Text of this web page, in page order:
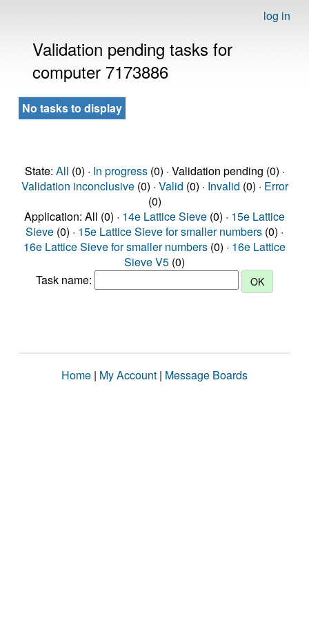
log in
Validation pending tasks for
computer 7173886
No tasks to display
State: All (0) · In progress(0) · Validation pending (0) ·
Validation inconclusive(0) · Valid (0) · Invalid (0) · Error
(0)
Application: All (0) · 14e Lattice Sieve (0) · 15e Lattice
Sieve (0) · 15e Lattice Sieve for smaller numbers (0) ·
16e Lattice Sieve for smaller numbers (0) · 16e Lattice
Sieve V5 (0)
Task name:
Home | My Account | Message Boards